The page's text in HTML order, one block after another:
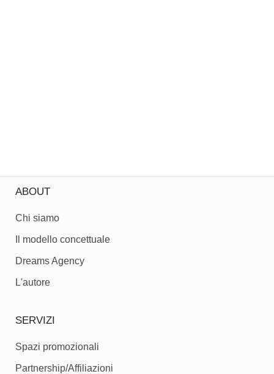
ABOUT
Chi siamo
Il modello concettuale
Dreams Agency
L'autore
SERVIZI
Spazi promozionali
Partnership/Affiliazioni